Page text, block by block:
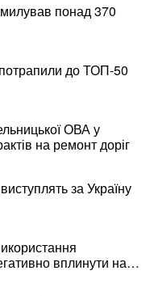
понад 370
до ТОП-50
ОВА у
на ремонт доріг
за Україну
вплинути на